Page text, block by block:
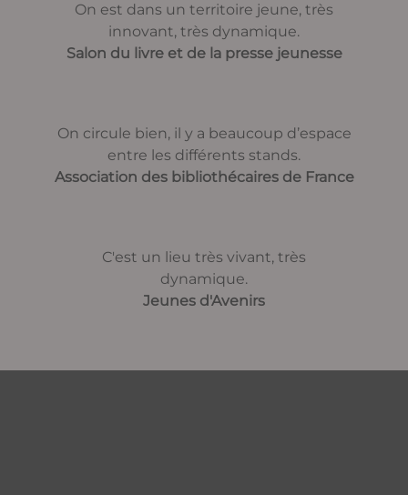
On est dans un territoire jeune, très
innovant, très dynamique.
Salon du livre et de la presse jeunesse
On circule bien, il y a beaucoup d’espace
entre les différents stands.
Association des bibliothécaires de France
C'est un lieu très vivant, très
dynamique.
Jeunes d'Avenirs